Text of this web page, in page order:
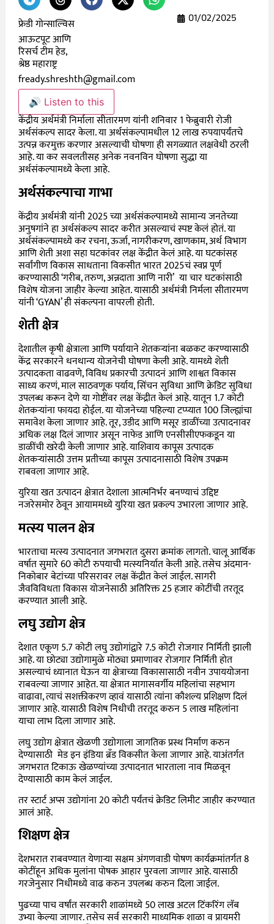
फ्रेडी गोन्साल्विस
आऊटपूट आणि
रिसर्च टीम हेड,
श्रेष्ठ महाराष्ट्र
fready.shreshth@gmail.com
01/02/2025
🔊 Listen to this
केंद्रीय अर्थमंत्री निर्माला सीतारमण यांनी शनिवार 1 फेब्रुवारी रोजी
अर्थसंकल्प सादर केला. या अर्थसंकल्पामधील 12 लाख रुपयापर्यंतचे
उत्पन्न करमुक्त करणार असल्याची घोषणा ही सगळ्यात लक्षवेधी ठरली
आहे. या कर सवलतीसह अनेक नवनविन घोषणा सुद्धा या
अर्थसंकल्पामध्ये केला आहे.
अर्थसंकल्पाचा गाभा
केंद्रीय अर्थमंत्री यांनी 2025 च्या अर्थसंकल्पामध्ये सामान्य जनतेच्या
अनुषगांने हा अर्थसंकल्प सादर करीत असल्याचं स्पष्ट केलं होतं. या
अर्थसंकल्पामध्ये कर रचना, ऊर्जा, नागरीकरण, खाणकाम, अर्थ विभाग
आणि शेती अशा सहा घटकांवर लक्ष केंद्रीत केलं आहे. या घटकांसह
सर्वांगीण विकास साधताना विकसीत भारत 2025चं स्वप्न पूर्ण
करण्यासाठी ‘गरीब, तरुण, अन्नदाता आणि नारी’ या चार घटकांसाठी
विशेष योजना जाहीर केल्या आहेत. यासाठी अर्थमंत्री निर्मला सीतारमण
यांनी ‘GYAN’ ही संकल्पना वापरली होती.
शेती क्षेत्र
देशातील कृषी क्षेत्राला आणि पर्यायाने शेतकऱ्यांना बळकट करण्यासाठी
केंद्र सरकारने धनधान्य योजनेची घोषणा केली आहे.यामध्ये शेती
उत्पादकता वाढवणे, विविध प्रकारची उत्पादनं आणि शाश्वत विकास
साध्य करणं, माल साठवणूक पर्याय, सिंचन सुविधा आणि क्रेडिट सुविधा
उपलब्ध करून देणे या गोष्टींवर लक्ष केंद्रीत केलं आहे. यातून 1.7 कोटी
शेतकऱ्यांना फायदा होईल. या योजनेच्या पहिल्या टप्प्यात 100 जिल्ह्यांचा
समावेश केला जाणार आहे. तूर, उडीद आणि मसूर डाळींच्या उत्पादनावर
अधिक लक्ष दिलं जाणार असून नाफेड आणि एनसीसीएफकडून या
डाळींची खरेदी केली जाणार आहे. याशिवायकापूस उत्पादक
शेतकऱ्यांसाठी उत्तम प्रतीच्या कापूस उत्पादनासाठी विशेष उपक्रम
राबवला जाणार आहे.
युरिया खत उत्पादन क्षेत्रात देशाला आत्मनिर्भर बनण्याचं उद्दिष्ट
नजरेसमोर ठेवून आयाममध्ये युरिया खत प्रकल्प उभारला जाणार आहे.
मत्स्य पालन क्षेत्र
भारताचा मत्स्य उत्पादनात जगभरात दुसरा क्रमांक लागतो. चालू आर्थिक
वर्षात सुमारे 60 कोटी रुपयाचीमत्स्यनिर्यात केली आहे.तसेच अंदमान-
निकोबार बेटांच्या परिसरावर लक्ष केंद्रीत केलं जाईल. सागरी
जैवविविधता विकास योजनेसाठी अतिरिक्त 25 हजार कोटींची तरतूद
करण्यात आली आहे.
लघु उद्योग क्षेत्र
देशात एकूण 5.7 कोटी लघु उद्योगांद्वारे 7.5 कोटी रोजगार निर्मिती झाली
आहे. या छोट्या उद्योगामुळे मोठ्या प्रमाणावर रोजगार निर्मिती होत
असल्याचं ध्यानात घेऊन या क्षेत्राच्या विकासासाठी नवीन उपाययोजना
राबवल्या जाणार आहेत. या क्षेत्रात मागासवर्गीय महिलांचा सहभाग
वाढावा, त्याचं सशक्तीकरण व्हावं यासाठी त्यांना कौशल्य प्रशिक्षण दिलं
जाणार आहे. यासाठी विशेष निधीची तरतूद करुन 5 लाख महिलांना
याचा लाभ दिला जाणार आहे.
लघु उद्योग क्षेत्रात खेळणी उद्योगाला जागतिक प्रस्थ निर्माण करुन
देण्यासाठी मेड इन इंडिया ब्रँड विकसीत केला जाणार आहे. याअंतर्गत
जगभरात टिकाऊ खेळण्यांच्या उत्पादनात भारताला नाव मिळवून
देण्यासाठी काम केलं जाईल.
तर स्टार्ट अप्स उद्योगांना 20 कोटी पर्यंतचं क्रेडिट लिमीट जाहीर करण्यात
आलं आहे.
शिक्षण क्षेत्र
देशभरात राबवण्यात येणाऱ्या सक्षम अंगणवाडी पोषण कार्यक्रमांतर्गत 8
कोटींहून अधिक मुलांना पोषक आहार पुरवला जाणार आहे. यासाठी
गरजेनुसार निधीमध्ये वाढ करुन उपलब्ध करुन दिला जाईल.
पुढच्या पाच वर्षांत सरकारी शाळांमध्ये 50 लाख अटल टिंकरिंग लॅब
उभ्या केल्या जाणार. तसेच सर्व सरकारी माध्यमिक शाळा व प्रायमरी